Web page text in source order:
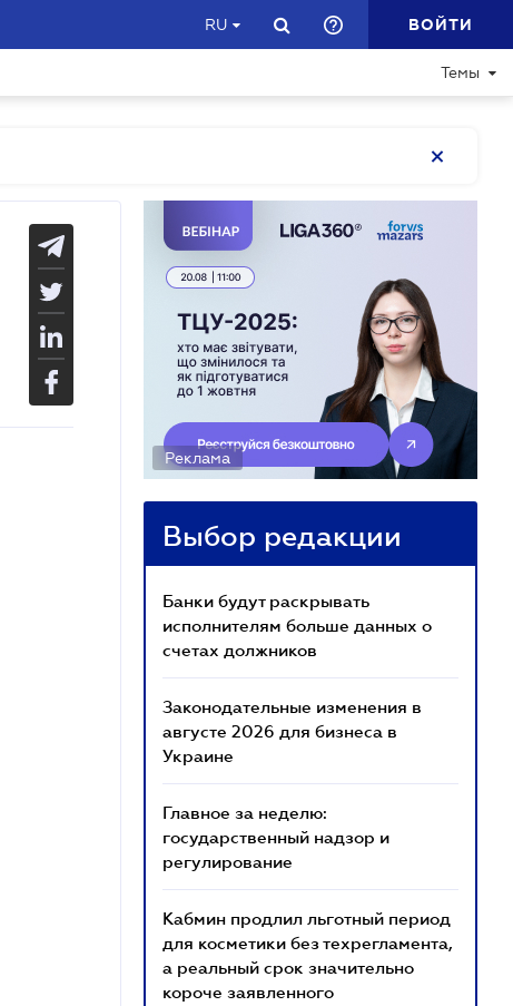
RU ВОЙТИ
Темы
Реклама
Выбор редакции
Банки будут раскрывать
исполнителям больше данных о
счетах должников
Законодательные изменения в
августе 2026 для бизнеса в
Украине
Главное за неделю:
государственный надзор и
регулирование
Кабмин продлил льготный период
для косметики без техрегламента,
а реальный срок значительно
короче заявленного